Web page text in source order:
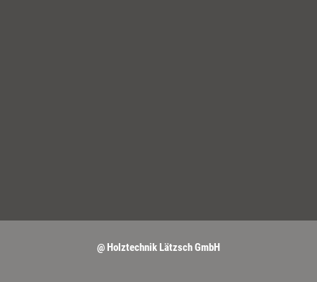
@ Holztechnik Lätzsch GmbH